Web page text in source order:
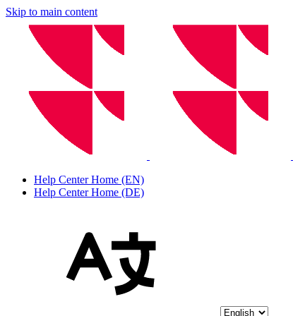
Skip to main content
Help Center Home (EN)
Help Center Home (DE)